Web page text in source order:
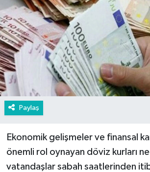
Paylaş
Ekonomik gelişmeler ve finansal
önemli rol oynayan döviz kurları
vatandaşlar sabah saatlerinden